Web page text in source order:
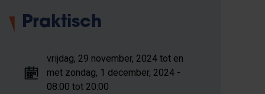
Praktisch
vrijdag, 29 november, 2024 tot en
met zondag, 1 december, 2024 -
08:00 tot 20:00